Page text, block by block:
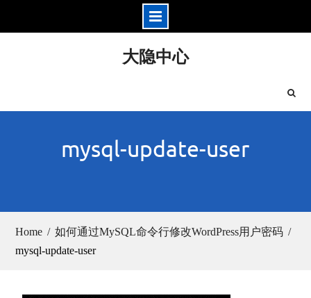
大隐中心
mysql-update-user
Home
如何通过MySQL命令行修改WordPress用户密码
mysql-update-user